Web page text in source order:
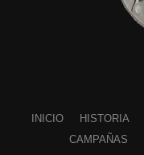
INICIO HISTORIA
CAMPAÑAS